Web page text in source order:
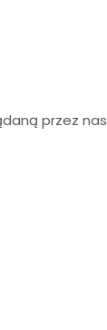
przez nas